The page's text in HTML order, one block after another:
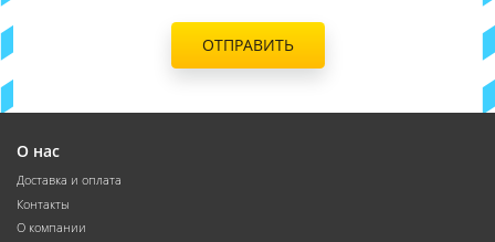
ОТПРАВИТЬ
О нас
Доставка и оплата
Контакты
О компании